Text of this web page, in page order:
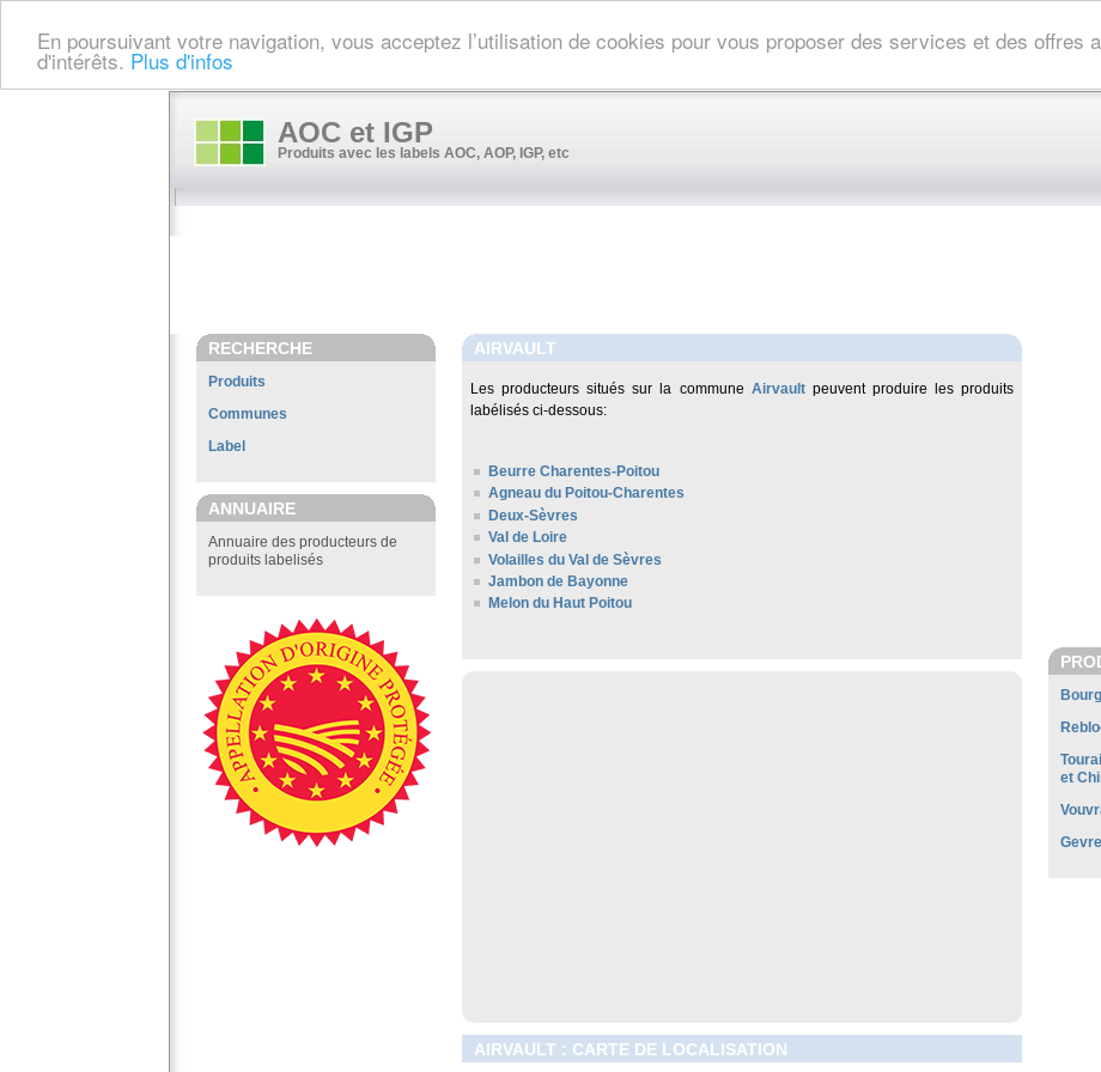
En poursuivant votre navigation, vous acceptez l’utilisation de cookies pour vous proposer des services et des offres
d'intérêts. Plus d'infos
AOC et IGP
Produits avec les labels AOC, AOP, IGP, etc
RECHERCHE
Produits
Communes
Label
ANNUAIRE
Annuaire des producteurs de
produits labelisés
AIRVAULT
Les producteurs situés sur la commune Airvaultpeuvent produire les produits
labélisés ci-dessous:
Beurre Charentes-Poitou
Agneau du Poitou-Charentes
Deux-Sèvres
Val de Loire
Volailles du Val de Sèvres
Jambon de Bayonne
Melon du Haut Poitou
AIRVAULT : CARTE DE LOCALISATION
et